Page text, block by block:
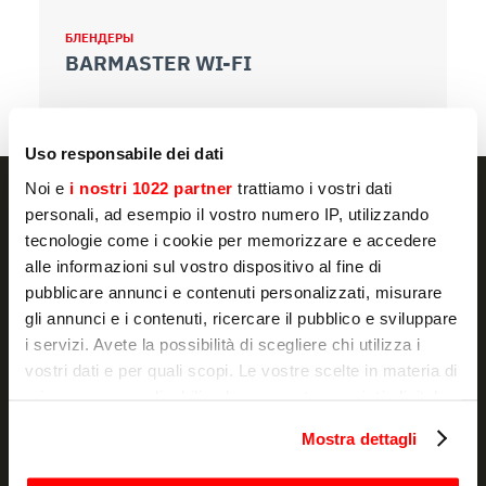
Uso responsabile dei dati
Noi e i nostri 1022 partner trattiamo i vostri dati
personali, ad esempio il vostro numero IP, utilizzando
tecnologie come i cookie per memorizzare e accedere
alle informazioni sul vostro dispositivo al fine di
pubblicare annunci e contenuti personalizzati, misurare
gli annunci e i contenuti, ricercare il pubblico e sviluppare
i servizi. Avete la possibilità di scegliere chi utilizza i
vostri dati e per quali scopi. Le vostre scelte in materia di
modificare o revocare il proprio consenso in qualsiasi
momento dalla Dichiarazione sui cookie o facendo clic
Mostra dettagli
БЛЕНДЕРЫ
BARMASTER WI-FI
NEWSLETTER
Акции и новости, прямо в вашей почте
обработку моих персональных данных в маркетинговых